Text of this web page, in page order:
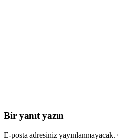
Bir yanıt yazın
E-posta adresiniz yayınlanmayacak.